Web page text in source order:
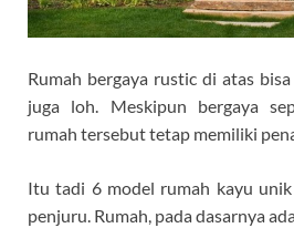
Rumah bergaya rustic di atas
juga loh. Meskipun bergaya
rumah tersebut tetap memiliki
Itu tadi 6 model rumah kayu
penjuru. Rumah, pada dasarnya